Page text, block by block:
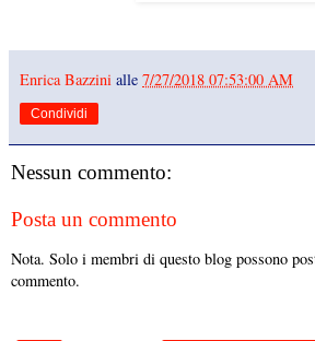
Enrica Bazzini alle 7/27/2018 07:53:00 AM
Condividi
Nessun commento:
Posta un commento
Nota. Solo i membri di questo blog possono
commento.